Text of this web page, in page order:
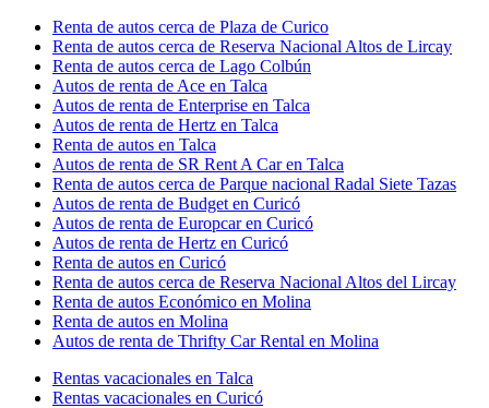
Renta de autos cerca de Plaza de Curico
Renta de autos cerca de Reserva Nacional Altos de Lircay
Renta de autos cerca de Lago Colbún
Autos de renta de Ace en Talca
Autos de renta de Enterprise en Talca
Autos de renta de Hertz en Talca
Renta de autos en Talca
Autos de renta de SR Rent A Car en Talca
Renta de autos cerca de Parque nacional Radal Siete Tazas
Autos de renta de Budget en Curicó
Autos de renta de Europcar en Curicó
Autos de renta de Hertz en Curicó
Renta de autos en Curicó
Renta de autos cerca de Reserva Nacional Altos del Lircay
Renta de autos Económico en Molina
Renta de autos en Molina
Autos de renta de Thrifty Car Rental en Molina
Rentas vacacionales en Talca
Rentas vacacionales en Curicó